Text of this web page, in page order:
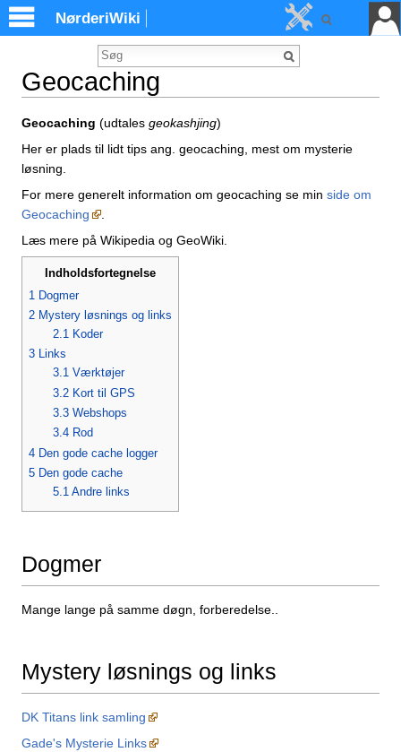
Geocaching
Geocaching (udtales geokashjing)
Her er plads til lidt tips ang. geocaching, mest om mysterie
løsning.
For mere generelt information om geocaching se min side om
Geocaching
Læs mere på Wikipedia og GeoWiki.
Indholdsfortegnelse
1 Dogmer
2 Mystery løsnings og links
2.1 Koder
3 Links
3.1 Værktøjer
3.2 Kort til GPS
3.3 Webshops
3.4 Rod
4 Den gode cache logger
5 Den gode cache
5.1 Andre links
Dogmer
Mange lange på samme døgn, forberedelse..
Mystery løsnings og links
DK Titans link samling
Gade's Mysterie Links
NørderiWiki